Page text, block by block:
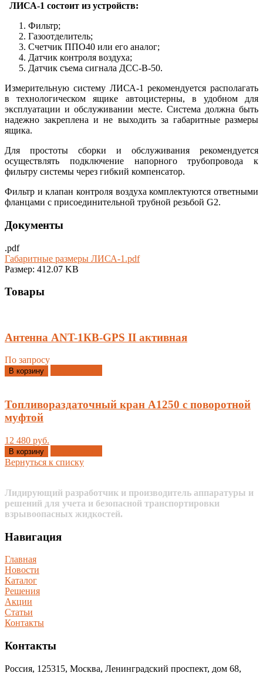
ЛИСА-1 состоит из устройств:
Фильтр;
Газоотделитель;
Счетчик ППО40 или его аналог;
Датчик контроля воздуха;
Датчик съема сигнала ДСС-В-50.
Измерительную систему ЛИСА-1 рекомендуется располагать
в технологическом ящике автоцистерны, в удобном для
эксплуатации и обслуживании месте. Система должна быть
надежно закреплена и не выходить за габаритные размеры
ящика.
Для простоты сборки и обслуживания рекомендуется
осуществлять подключение напорного трубопровода к
фильтру системы через гибкий компенсатор.
Фильтр и клапан контроля воздуха комплектуются ответными
фланцами с присоединительной трубной резьбой G2.
Документы
.pdf
Габаритные размеры ЛИСА-1.pdf
Размер: 412.07 KB
Товары
Антенна ANT-1КВ-GPS II активная
По запросу
В корзину
Топливораздаточный кран A1250 с поворотной
муфтой
12 480 руб.
В корзину
Вернуться к списку
Лидирующий разработчик и производитель аппаратуры и
решений для учета и безопасной транспортировки
взрывоопасных жидкостей.
Навигация
Главная
Новости
Каталог
Решения
Акции
Статьи
Контакты
Контакты
Россия, 125315, Москва, Ленинградский проспект, дом 68,